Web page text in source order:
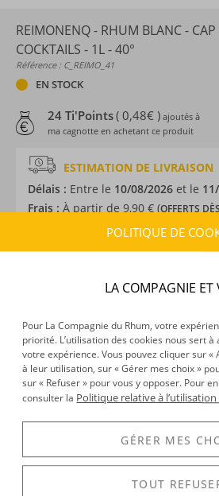
REIMONENQ - RHUM BLANC - CAP
COCKTAILS - 1L - 40°
Référence : C_REIMO_41
EN STOCK
24 Ti'Points( 0,48€ ) ajoutés à
ma cagnotte en achetant ce produit
ESTIMATION DE LIVRAISON
Délais : Entre le 10/08/2026 et le
Frais : À partir de 9,90 € (OFFERTS
Rhum agricole
Distillation :Colonne
Volume :100CL
Degré :40°
DÉCOUVERTE
Voir tous les produits : Reimonenq
POLITIQUE DE
LA COMPAGNIE ET
Pour La Compagnie du Rhum, votre
priorité. L’utilisation des cookies nous sert
votre expérience. Vous pouvez cliquer sur
à leur utilisation, sur « Gérer mes choix »
sur « Refuser » pour vous y opposer. Pour
consulter la Politique relative à
GÉRER MES
TOUT